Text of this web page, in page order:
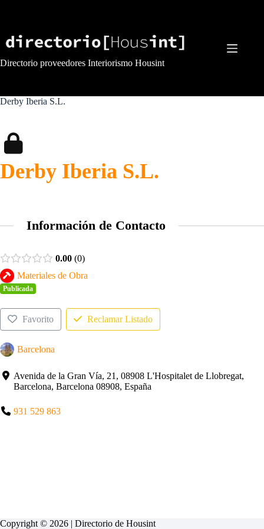
Directorio proveedores Interiorismo Housint
Derby Iberia S.L.
Derby Iberia S.L.
Información de Contacto
0.00 0
Materiales de Obra
Publicada
Favorito Reclamar Listado
Barcelona
Avenida de la Gran Vía, 21, 08908 L'Hospitalet de Llobregat,
Barcelona, Barcelona 08908, España
931 529 863
Copyright © 2026 | Directorio de Housint